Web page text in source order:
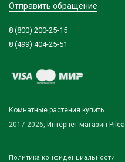
Отправить обращение
8 (800) 200-25-15
8 (499) 404-25-51
Комнатные растения купить
2017-2026, Интернет-магазин Pilea
Политика конфиденциальности